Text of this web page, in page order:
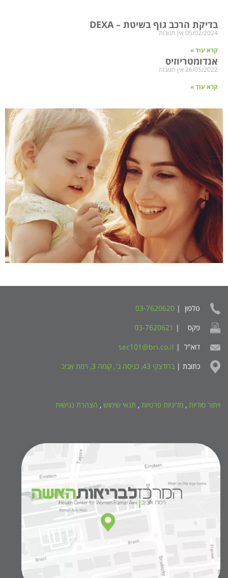
בדיקת הרכב גוף בשיטת – DEXA
05/02/2024 אין תגובות
קרא עוד »
אנדומטריוזיס
26/05/2022 אין תגובות
קרא עוד »
טלפון | 03-7620620
פקס | 03-7620621
דוא"ל | sec101@bri.co.il
כתובת | ברודצקי 43, כניסה ב', קומה 3, רמת אביב
ויתור סודיות , מדיניות פרטיות , תנאי שימוש , הצהרת נגישות